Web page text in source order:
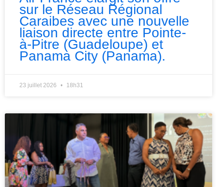
sur le Réseau Régional
Caraibes avec une nouvelle
liaison directe entre Pointe-
à-Pitre (Guadeloupe) et
Panama City (Panama).
23 juillet 2026 18h31